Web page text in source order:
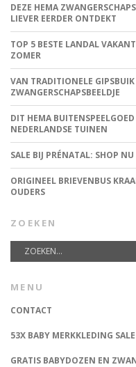
DEZE HEMA
LIEVER EERDER ONTDEKT
TOP 5 BESTE LANDAL
ZOMER
VAN TRADITIONELE
ZWANGERSCHAPSBEELDJE
DIT HEMA
NEDERLANDSE TUINEN
SALE BIJ PRÉNATAL: SHOP
ORIGINEEL BRIEVENBUS
OUDERS
ZOEKEN
MENU
CONTACT
53X BABY MERKKLEDING
GRATIS BABYDOZEN EN